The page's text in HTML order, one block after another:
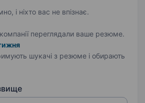
і ніхто вас не впізнає.
компанії переглядали ваше резюме.
шукачі з резюме і обирають